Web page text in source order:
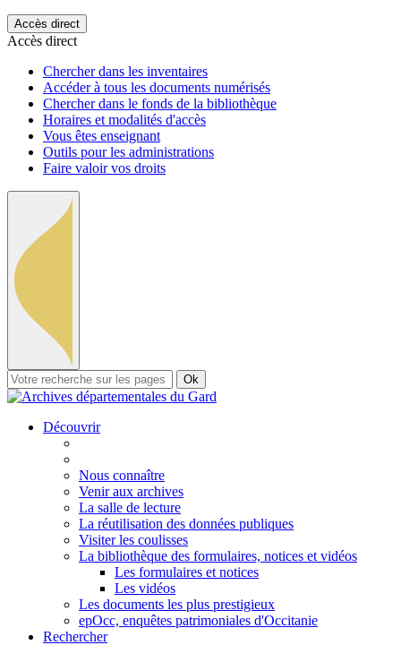
Accès direct
Accès direct
Chercher dans les inventaires
Accéder à tous les documents numérisés
Chercher dans le fonds de la bibliothèque
Horaires et modalités d'accès
Vous êtes enseignant
Outils pour les administrations
Faire valoir vos droits
Ok
Découvrir
Nous connaître
Venir aux archives
La salle de lecture
La réutilisation des données publiques
Visiter les coulisses
La bibliothèque des formulaires, notices et vidéos
Les formulaires et notices
Les vidéos
Les documents les plus prestigieux
epOcc, enquêtes patrimoniales d'Occitanie
Rechercher